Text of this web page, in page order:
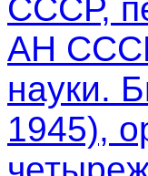
СССР,
АН
науки.
1945),